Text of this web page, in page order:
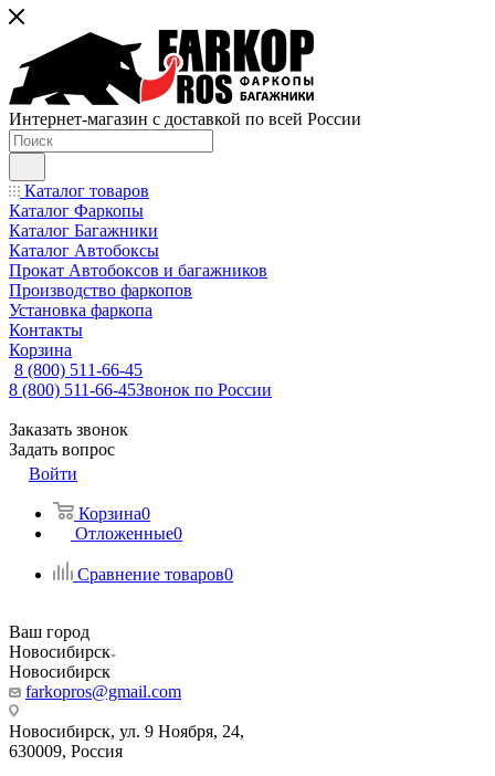
Интернет-магазин с доставкой по всей России
Каталог товаров
Каталог Фаркопы
Каталог Багажники
Каталог Автобоксы
Прокат Автобоксов и багажников
Производство фаркопов
Установка фаркопа
Контакты
Корзина
8 (800) 511-66-45
8 (800) 511-66-45Звонок по России
Заказать звонок
Задать вопрос
Войти
Корзина0
Отложенные0
Сравнение товаров0
Ваш город
Новосибирск
Новосибирск
farkopros@gmail.com
Новосибирск, ул. 9 Ноября, 24,
630009, Россия